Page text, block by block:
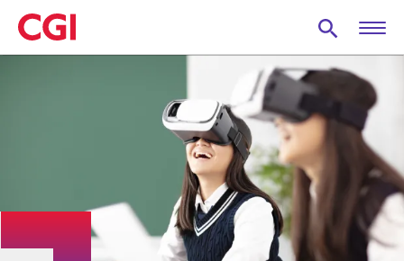
Skip
to
main